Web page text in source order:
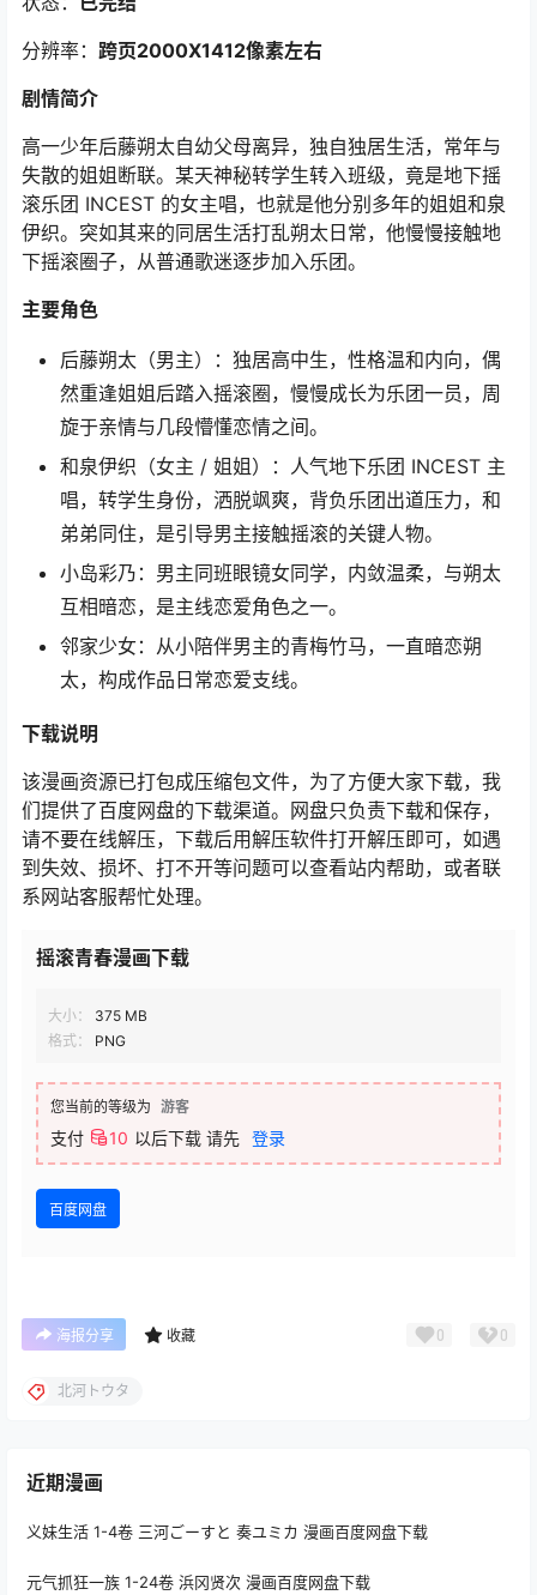
分辨率： 跨页2000X1412像素左右
剧情简介
高一少年后藤朔太自幼父母离异，独自独居生活，常年与
失散的姐姐断联。某天神秘转学生转入班级，竟是地下摇
滚乐团 INCEST 的女主唱，也就是他分别多年的姐姐和泉
伊织。突如其来的同居生活打乱朔太日常，他慢慢接触地
下摇滚圈子，从普通歌迷逐步加入乐团。
主要角色
后藤朔太（男主）：独居高中生，性格温和内向，偶
然重逢姐姐后踏入摇滚圈，慢慢成长为乐团一员，周
旋于亲情与几段懵懂恋情之间。
和泉伊织（女主 / 姐姐）：人气地下乐团 INCEST 主
唱，转学生身份，洒脱飒爽，背负乐团出道压力，和
弟弟同住，是引导男主接触摇滚的关键人物。
小岛彩乃：男主同班眼镜女同学，内敛温柔，与朔太
互相暗恋，是主线恋爱角色之一。
邻家少女：从小陪伴男主的青梅竹马，一直暗恋朔
太，构成作品日常恋爱支线。
下载说明
该漫画资源已打包成压缩包文件，为了方便大家下载，我
们提供了百度网盘的下载渠道。网盘只负责下载和保存，
请不要在线解压，下载后用解压软件打开解压即可，如遇
到失效、损坏、打不开等问题可以查看站内帮助，或者联
系网站客服帮忙处理。
摇滚青春漫画下载
大小：
375 MB
格式：
PNG
您当前的等级为 游客
支付 10 以后下载 请先 登录
百度网盘
海报分享 收藏 0 0
北河トウタ
近期漫画
义妹生活 1-4卷 三河ごーすと 奏ユミカ 漫画百度网盘下载
元气抓狂一族 1-24卷 浜冈贤次 漫画百度网盘下载